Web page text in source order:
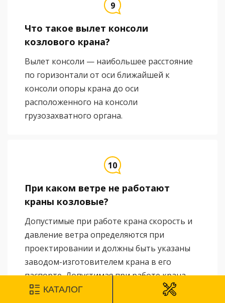
Что такое вылет консоли
козлового крана?
Вылет консоли — наибольшее расстояние
по горизонтали от оси ближайшей к
консоли опоры крана до оси
расположенного на консоли
грузозахватного органа.
При каком ветре не работают
краны козловые?
Допустимые при работе крана скорость и
давление ветра определяются при
проектировании и должны быть указаны
заводом-изготовителем крана в его
паспорте. Допустимая при работе крана
скорость ветра зависит также от
КАТАЛОГ